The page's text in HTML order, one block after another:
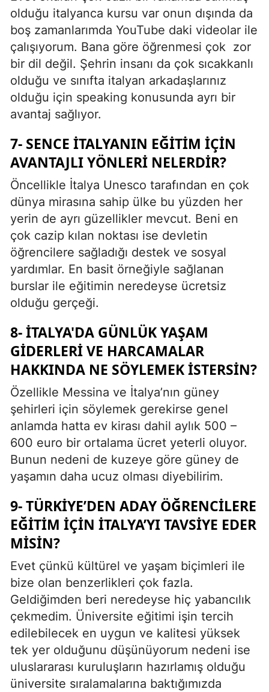
olduğu italyanca kursu var onun dışında da
boş zamanlarımda YouTube daki videolar ile
çalışıyorum. Bana göre öğrenmesi çok zor
bir dil değil. Şehrin insanı da çok sıcakkanlı
olduğu ve sınıfta italyan arkadaşlarınız
olduğu için speaking konusunda ayrı bir
avantaj sağlıyor.
7- SENCE İTALYANIN EĞITIM IÇIN
AVANTAJLI YÖNLERI NELERDIR?
Öncellikle İtalya Unesco tarafından en çok
dünya mirasına sahip ülke bu yüzden her
yerin de ayrı güzellikler mevcut. Beni en
çok cazip kılan noktası ise devletin
öğrencilere sağladığı destek ve sosyal
yardımlar. En basit örneğiyle sağlanan
burslar ile eğitimin neredeyse ücretsiz
olduğu gerçeği.
8- İTALYA'DA GÜNLÜK YAŞAM
GIDERLERI VE HARCAMALAR
HAKKINDA NE SÖYLEMEK ISTERSIN?
Özellikle Messina ve İtalya’nın güney
şehirleri için söylemek gerekirse genel
anlamda hatta ev kirası dahil aylık 500 –
600 euro bir ortalama ücret yeterli oluyor.
Bunun nedeni de kuzeye göre güney de
yaşamın daha ucuz olması diyebilirim.
9- TÜRKIYE’DEN ADAY ÖĞRENCILERE
EĞITIM IÇIN İTALYA’YI TAVSIYE EDER
MISIN?
Evet çünkü kültürel ve yaşam biçimleri ile
bize olan benzerlikleri çok fazla.
Geldiğimden beri neredeyse hiç yabancılık
çekmedim. Üniversite eğitimi işin tercih
edilebilecek en uygun ve kalitesi yüksek
tek yer olduğunu düşünüyorum nedeni ise
uluslararası kuruluşların hazırlamış olduğu
üniversite sıralamalarına baktığımızda